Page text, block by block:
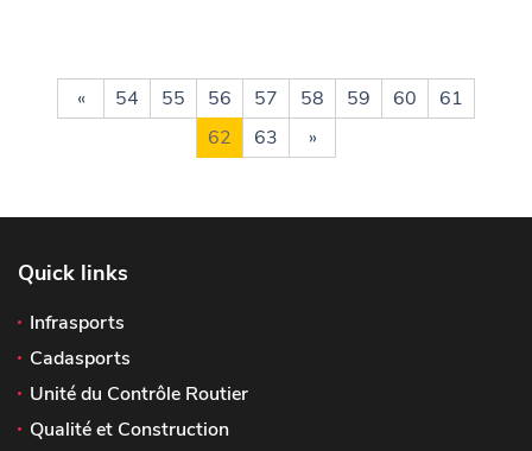
« 54 55 56 57 58 59 60
61
62
63 »
Quick links
Infrasports
Cadasports
Unité du Contrôle Routier
Qualité et Construction